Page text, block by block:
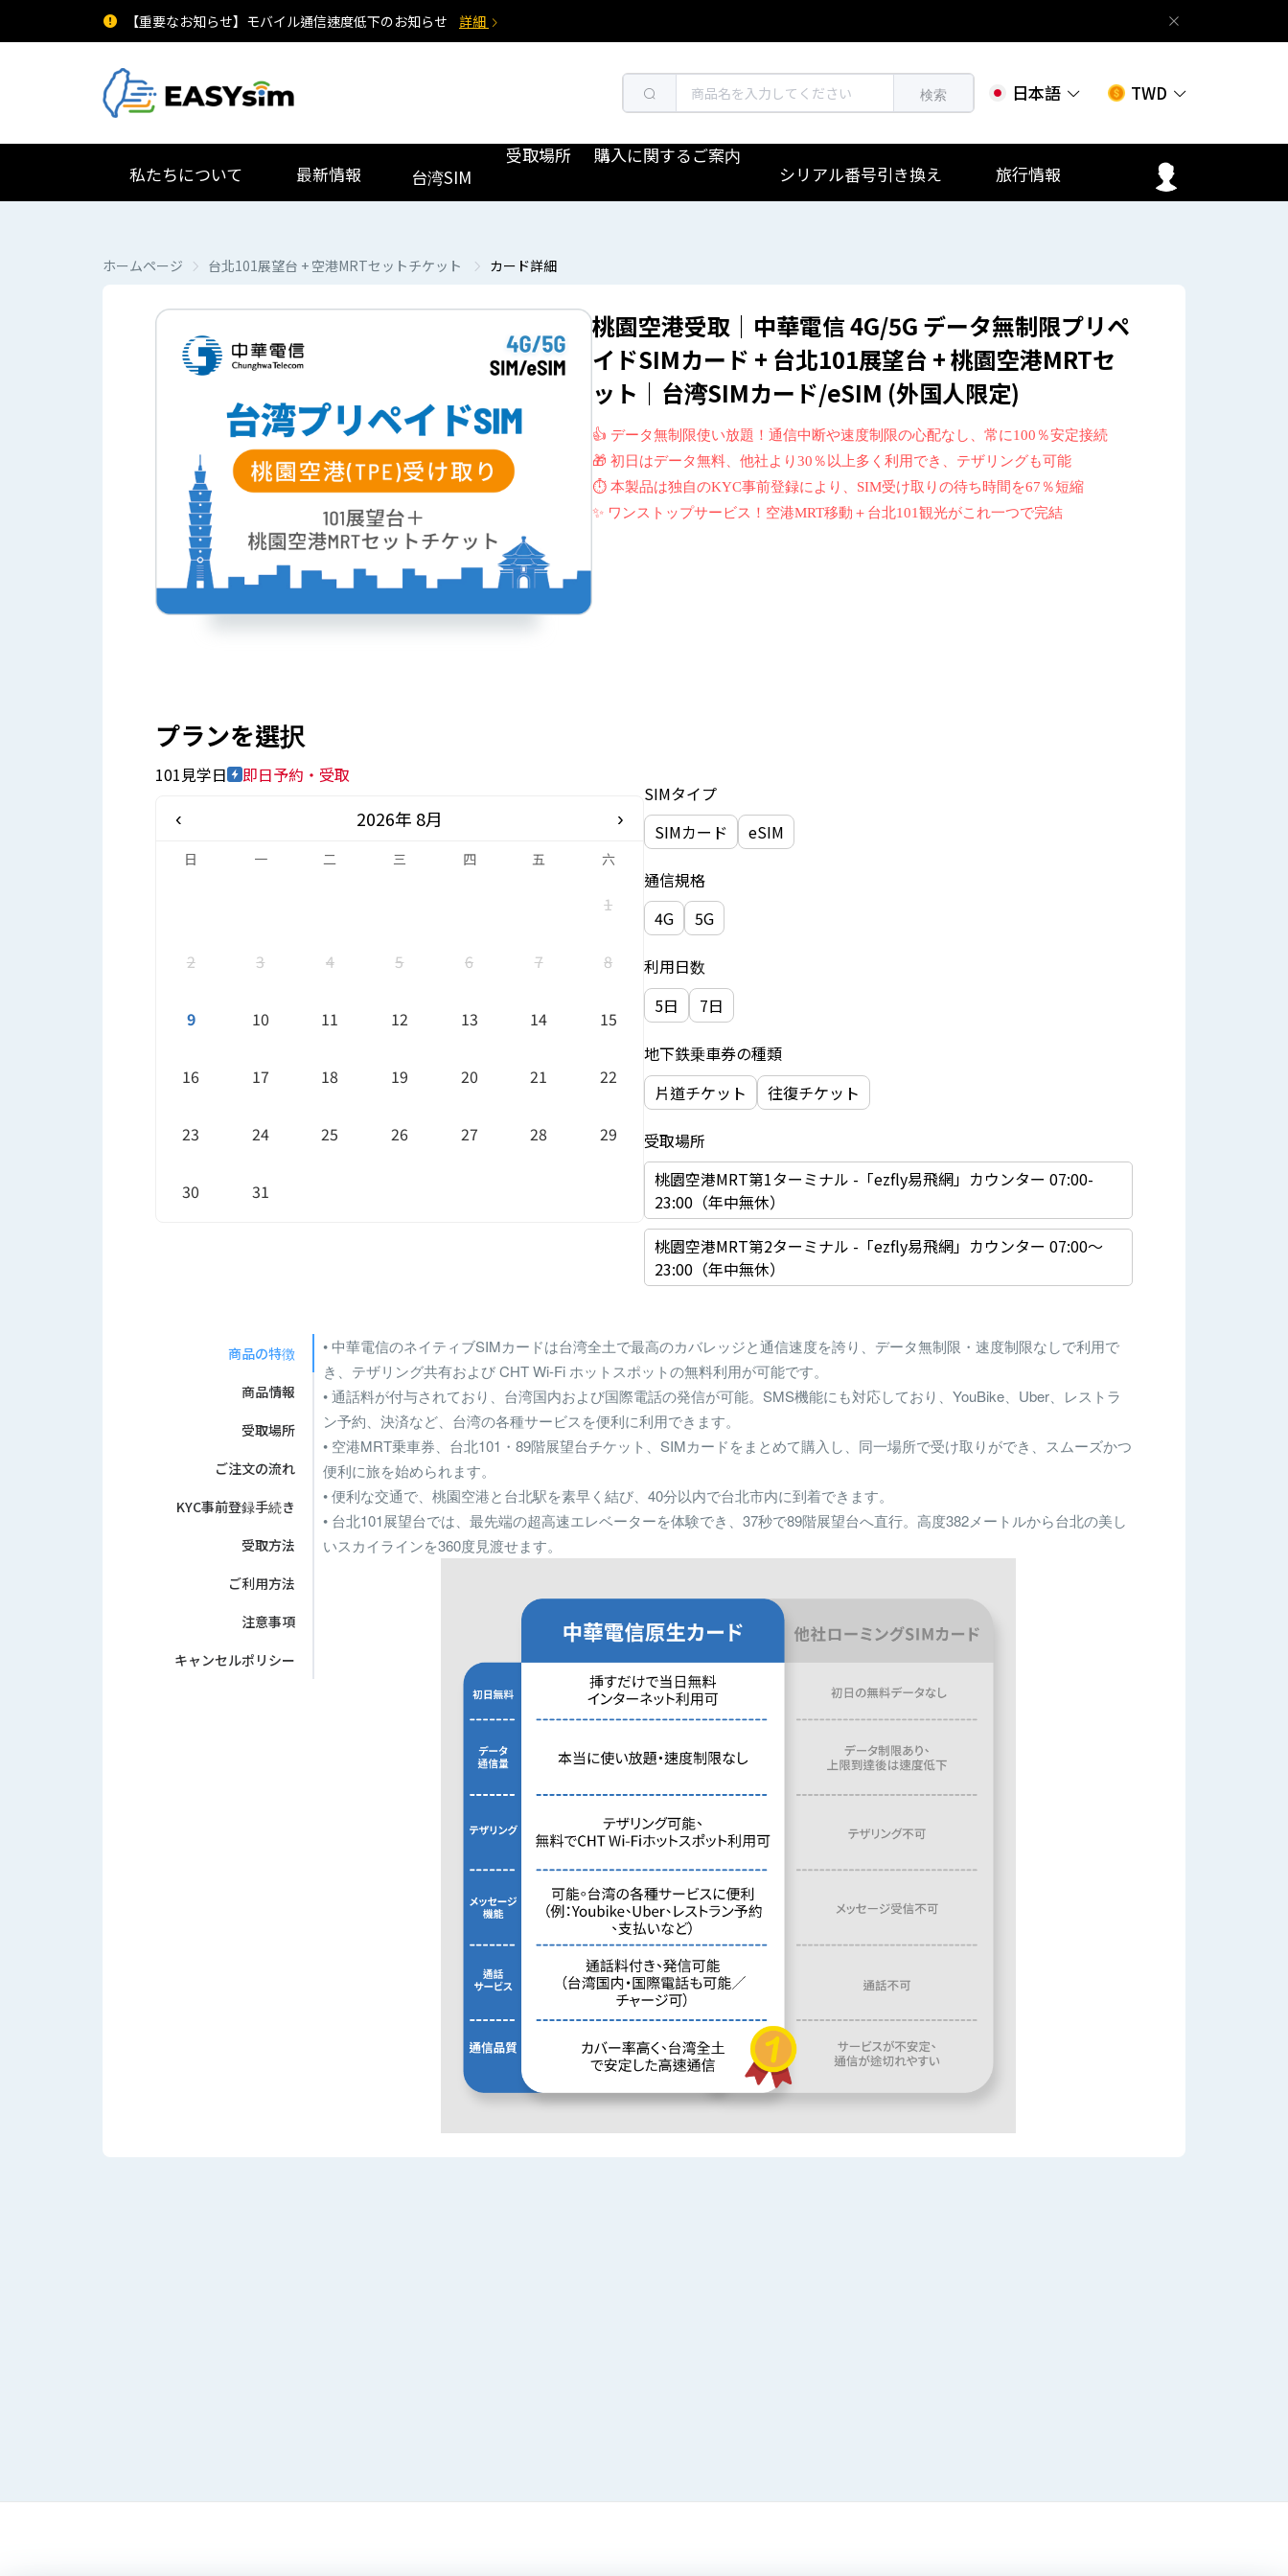
【重要なお知らせ】モバイル通信速度低下のお知らせ 詳細
検索 日本語 TWD
私たちについて 最新情報 台湾SIM
受取場所 購入に関するご案内
シリアル番号引き換え 旅行情報
ホームページ 台北101展望台 + 空港MRTセットチケット カード詳細
桃園空港受取｜中華電信 4G/5G データ無制限プリペ
イドSIMカード + 台北101展望台 + 桃園空港MRTセ
ット｜台湾SIMカード/eSIM (外国人限定)
👍 データ無制限使い放題！通信中断や速度制限の心配なし、常に100％安定接続
🎁 初日はデータ無料、他社より30％以上多く利用でき、テザリングも可能
⏱ 本製品は独自のKYC事前登録により、SIM受け取りの待ち時間を67％短縮
✨ ワンストップサービス！空港MRT移動＋台北101観光がこれ一つで完結
プランを選択
101見学日 即日予約・受取
‹ 2026年 8月 ›
日 一 二 三 四 五 六
1
2 3 4 5 6 7 8
9 10 11 12 13 14 15
16 17 18 19 20 21 22
23 24 25 26 27 28 29
30 31
SIMタイプ
SIMカード
eSIM
通信規格
4G
5G
利用日数
5日
7日
地下鉄乗車券の種類
片道チケット
往復チケット
受取場所
桃園空港MRT第1ターミナル -「ezfly易飛網」カウンター 07:00-
23:00（年中無休）
桃園空港MRT第2ターミナル -「ezfly易飛網」カウンター 07:00〜
23:00（年中無休）
商品の特徴
商品情報
受取場所
ご注文の流れ
KYC事前登録手続き
受取方法
ご利用方法
注意事項
キャンセルポリシー
• 中華電信のネイティブSIMカードは台湾全土で最高のカバレッジと通信速度を誇り、データ無制限・速度制限なしで利用で
き、テザリング共有および CHT Wi-Fi ホットスポットの無料利用が可能です。
• 通話料が付与されており、台湾国内および国際電話の発信が可能。SMS機能にも対応しており、YouBike、Uber、レストラ
ン予約、決済など、台湾の各種サービスを便利に利用できます。
• 空港MRT乗車券、台北101・89階展望台チケット、SIMカードをまとめて購入し、同一場所で受け取りができ、スムーズかつ
便利に旅を始められます。
• 便利な交通で、桃園空港と台北駅を素早く結び、40分以内で台北市内に到着できます。
• 台北101展望台では、最先端の超高速エレベーターを体験でき、37秒で89階展望台へ直行。高度382メートルから台北の美し
いスカイラインを360度見渡せます。